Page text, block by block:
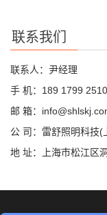
联系我们
联系人：尹经理
手 机：189 1799
邮 箱：
公 司：雷舒照明科技(
地 址：上海市松江区